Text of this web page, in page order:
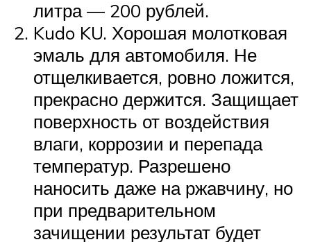
литра — 200 рублей.
Kudo KU. Хорошая молотковая
эмаль для автомобиля. Не
отщелкивается, ровно ложится,
прекрасно держится. Защищает
поверхность от воздействия
влаги, коррозии и перепада
температур. Разрешено
наносить даже на ржавчину, но
при предварительном
зачищении результат будет